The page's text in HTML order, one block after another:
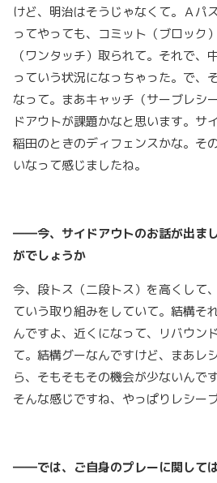
けど、明治はそうじゃなくて。Ａパ
ってやっても、コミット（ブロック
（ワンタッチ）取られて。それで、
っていう状況になっちゃった。で、
なって。まあキャッチ（サーブレシ
ドアウトが課題かなと思います。サ
稲田のときのディフェンスかな。そ
いなって感じましたね。
――今、サイドアウトのお話が出ま
がでしょうか
今、段トス（二段トス）を高くして
ていう取り組みをしていて。結構そ
んですよ、近くになって、リバウン
て。結構グーなんですけど、まあレ
ら、そもそもその機会が少ないんで
そんな感じですね、やっぱりレシー
――では、ご自身のプレーに関して